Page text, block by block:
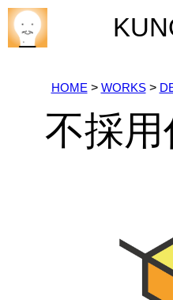
HOME > WORKS>
不採